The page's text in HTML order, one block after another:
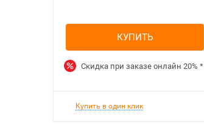
КУПИТЬ
Скидка при заказе онлайн 20% *
Купить в один клик